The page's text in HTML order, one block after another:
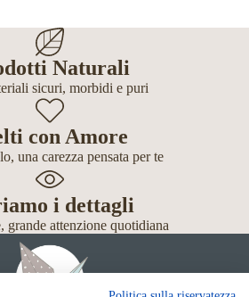
Naturali
sicuri, morbidi e puri
con Amore
una carezza pensata per te
i dettagli
grande attenzione quotidiana